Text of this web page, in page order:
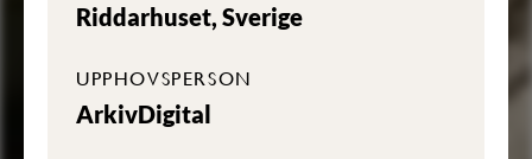
Riddarhuset, Sverige
UPPHOVSPERSON
ArkivDigital